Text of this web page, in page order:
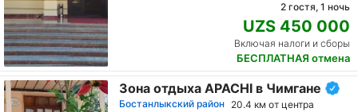
2 гостя, 1 ночь
UZS 450 000
Включая налоги и сборы
БЕСПЛАТНАЯ отмена
Зона отдыха APACHI в Чимгане
Бостанлыкский район 20.4 км от центра